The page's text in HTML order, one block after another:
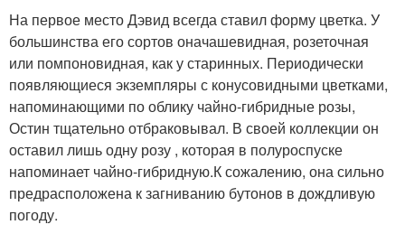
На первое место Дэвид всегда ставил форму цветка. У
большинства его сортов оначашевидная, розеточная
или помпоновидная, как у старинных. Периодически
появляющиеся экземпляры с конусовидными цветками,
напоминающими по облику чайно-гибридные розы,
Остин тщательно отбраковывал. В своей коллекции он
оставил лишь одну розу , которая в полуроспуске
напоминает чайно-гибридную.К сожалению, она сильно
предрасположена к загниванию бутонов в дождливую
погоду.